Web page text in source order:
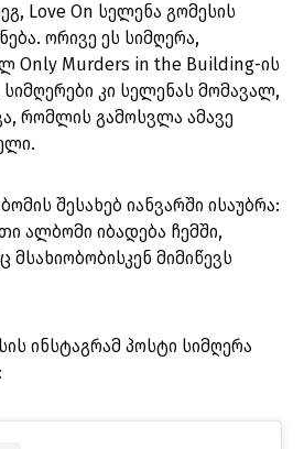
Love On სელენა გომესის
ორივე ეს სიმღერა,
Only Murders in the Building-ის
სიმღერები კი სელენას მომავალ,
რომლის გამოსვლა ამავე
შესახებ იანვარში ისაუბრა:
ალბომი იბადება ჩემში,
მიმიწევს
ინსტაგრამ პოსტი სიმღერა